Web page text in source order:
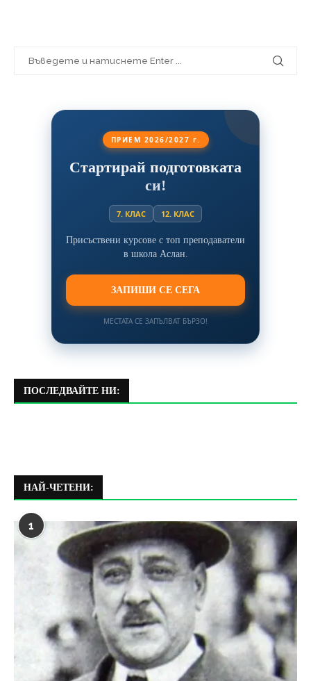
ПРИЕМ 2026/2027 г.
Стартирай подготовката
си!
7. КЛАС 12. КЛАС
Присъствени курсове с топ преподаватели
в школа Аслан.
ЗАПИШИ СЕ СЕГА
МЕСТАТА СЕ ЗАПЪЛВАТ БЪРЗО!
ПОСЛЕДВАЙТЕ НИ:
НАЙ-ЧЕТЕНИ:
1